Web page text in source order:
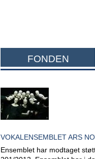
FONDEN
VOKALENSEMBLET ARS
Ensemblet har modtaget